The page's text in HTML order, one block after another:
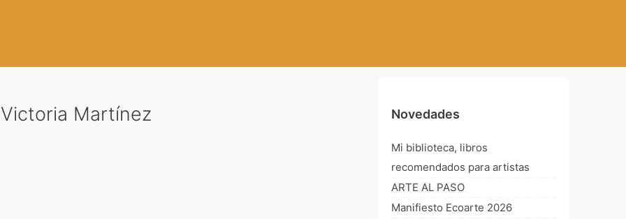
Martínez Novedades
Mi biblioteca, libros
recomendados para artistas
ARTE AL PASO
Manifiesto Ecoarte 2026